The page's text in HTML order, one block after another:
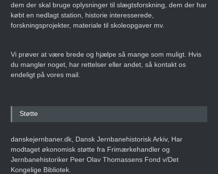
dem der skal bruge oplysninger til slægtsforskning, dem der har
købt en nedlagt station, historie interesserede,
forskningsprojekter, materiale til skoleopgaver mv.
Vi prøver at være brede og hjælpe så mange som muligt. Hvis
du mangler noget, har rettelser eller andet, så kontakt os
endeligt på vores mail.
Støtte
danskejernbaner.dk, Dansk Jernbanehistorisk Arkiv, Har
modtaget økonomisk støtte fra Frimærkehandler og
Jernbanehistoriker Peer Olav Thomassens Fond v/Det
Kongelige Bibliotek.